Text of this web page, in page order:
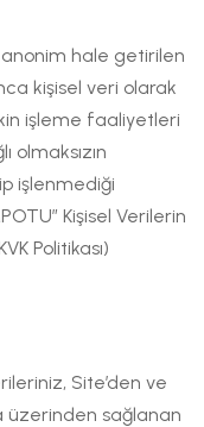
hale getirilen
kişisel veri olarak
işleme faaliyetleri
olmaksızın
işlenmediği
Kişisel Verilerin
Politikası)
Site’den ve
üzerinden sağlanan